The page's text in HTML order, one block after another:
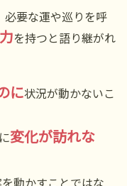
必要な運や巡りを呼
を持つと語り継がれ
に状況が動かないこ
変化が訪れな
動かすことではな